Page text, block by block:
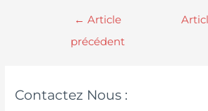
← Article
précédent
Contactez Nous :